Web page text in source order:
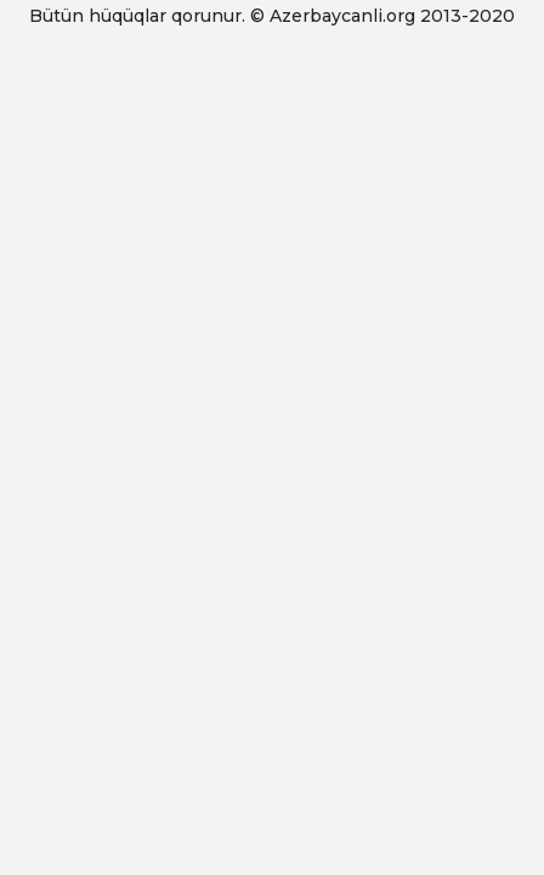
Bütün hüqüqlar qorunur. © Azerbaycanli.org 2013-2020